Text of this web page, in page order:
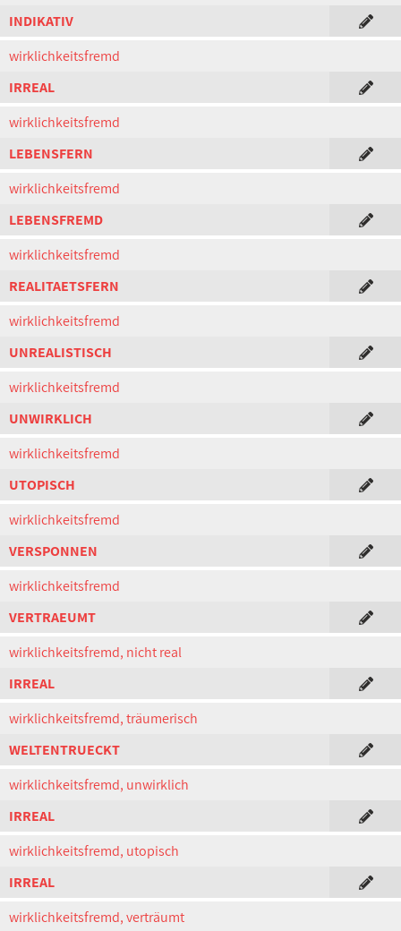
INDIKATIV
wirklichkeitsfremd
IRREAL
wirklichkeitsfremd
LEBENSFERN
wirklichkeitsfremd
LEBENSFREMD
wirklichkeitsfremd
REALITAETSFERN
wirklichkeitsfremd
UNREALISTISCH
wirklichkeitsfremd
UNWIRKLICH
wirklichkeitsfremd
UTOPISCH
wirklichkeitsfremd
VERSPONNEN
wirklichkeitsfremd
VERTRAEUMT
wirklichkeitsfremd, nicht real
IRREAL
wirklichkeitsfremd, träumerisch
WELTENTRUECKT
wirklichkeitsfremd, unwirklich
IRREAL
wirklichkeitsfremd, utopisch
IRREAL
wirklichkeitsfremd, verträumt